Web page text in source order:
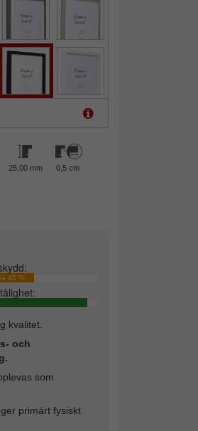
25,00 mm 0,5 cm
45 %
kvalitet.
och
som
primärt fysiskt